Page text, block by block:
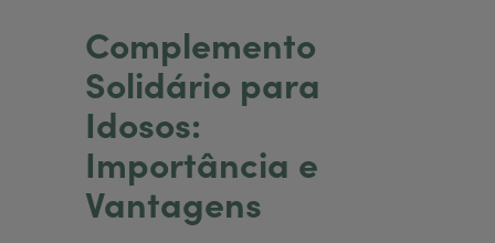
Complemento
Solidário para
Idosos:
Importância e
Vantagens